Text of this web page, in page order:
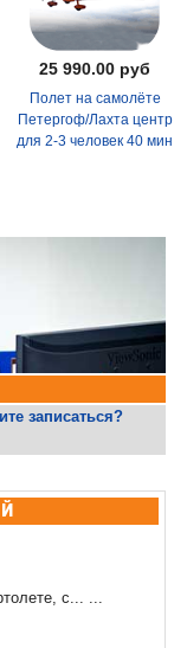
25 990.00 руб
Полет на самолёте
Петергоф/Лахта центр
для 2-3 человек 40 мин
записаться?
с... ...